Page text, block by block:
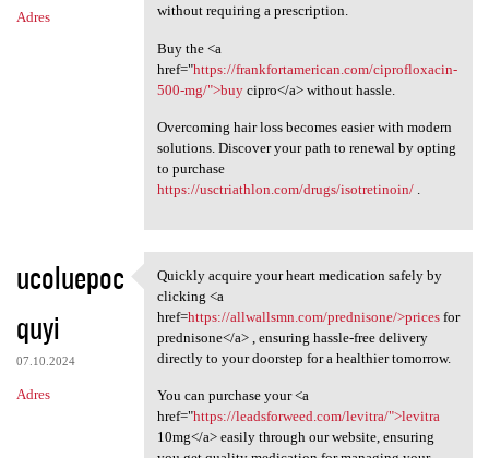
Adres
without requiring a prescription.
Buy the <a
href="https://frankfortamerican.com/ciprofloxacin-
500-mg/">buycipro</a> without hassle.
Overcoming hair loss becomes easier with modern
solutions. Discover your path to renewal by opting
to purchase
https://usctriathlon.com/drugs/isotretinoin/.
ucoluepoc
quyi
07.10.2024
Adres
Quickly acquire your heart
Quickly acquire your heart medication safely by
clicking <a
href=https://allwallsmn.com/prednisone/>pricesfor
prednisone</a> , ensuring hassle-free delivery
directly to your doorstep for a healthier tomorrow.
You can purchase your <a
href="https://leadsforweed.com/levitra/">levitra
10mg</a> easily through our website, ensuring